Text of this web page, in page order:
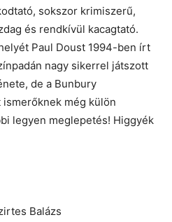
sokszor krimiszerű,
és rendkívül kacagtató.
Paul Doust 1994-ben írt
nagy sikerrel játszott
de a Bunbury
még külön
legyen meglepetés! Higgyék
Balázs